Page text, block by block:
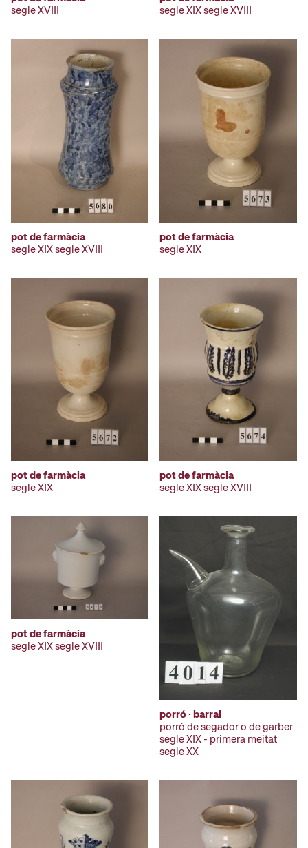
segle XVIII
segle XIX segle XVIII
pot de farmàcia
segle XIX segle XVIII
pot de farmàcia
segle XIX
pot de farmàcia
segle XIX
pot de farmàcia
segle XIX segle XVIII
pot de farmàcia
segle XIX segle XVIII
porró · barral
porró de segador o de garber
segle XIX - primera meitat
segle XX